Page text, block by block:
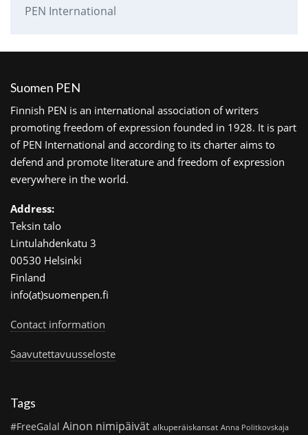
PEN International
Suomen PEN
Finnish PEN is an international association of writers
promoting freedom of expression founded in 1928. It is part
of PEN International and according to its charter aims to
defend and promote literature and freedom of expression
everywhere in the world.
Address:
Teksin talo
Lintulahdenkatu 3
00530 Helsinki
Finland
info(at)suomenpen.fi
Contact information
Saavutettavuusseloste
Tags
#FreeGalal Ainon nimipäivät alkuperäiskansat Anna Politkovskaja